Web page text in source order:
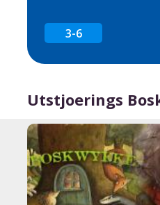
3-6
Utstjoerings